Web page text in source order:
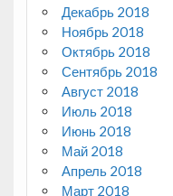
Декабрь 2018
Ноябрь 2018
Октябрь 2018
Сентябрь 2018
Август 2018
Июль 2018
Июнь 2018
Май 2018
Апрель 2018
Март 2018